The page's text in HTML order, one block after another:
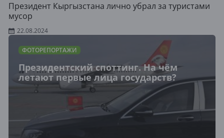
Президент Кыргызстана лично убрал за туристами
мусор
22.08.2024
ФОТОРЕПОРТАЖИ
Президентский споттинг. На чём
летают первые лица государств?